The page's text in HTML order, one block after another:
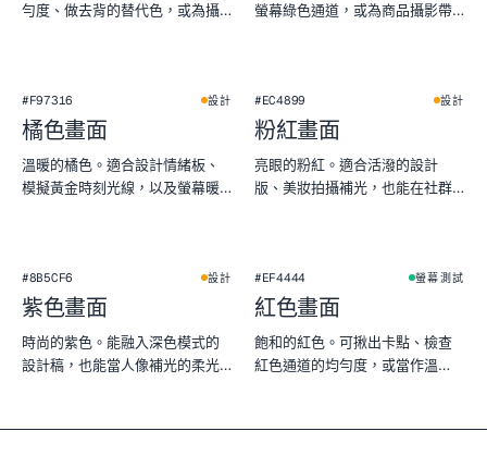
勻度、做去背的替代色，或為攝
螢幕綠色通道，或為商品攝影帶
#F97316 設計
橘色畫面
溫暖的橘色。適合設計情緒板、
模擬黃金時刻光線，以及螢幕暖
#EC4899 設計
粉紅畫面
亮眼的粉紅。適合活潑的設計
版、美妝拍攝補光，也能在社群
#8B5CF6 設計
紫色畫面
時尚的紫色。能融入深色模式的
設計稿，也能當人像補光的柔光
#EF4444 螢幕測試
紅色畫面
飽和的紅色。可揪出卡點、檢查
紅色通道的均勻度，或當作溫